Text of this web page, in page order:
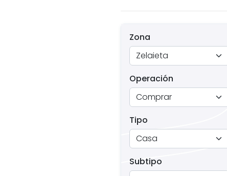
Zona
Operación
Tipo
Subtipo